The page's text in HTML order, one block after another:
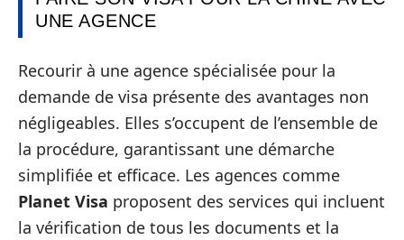
UNE AGENCE
Recourir à une agence spécialisée pour la
demande de visa présente des avantages non
négligeables. Elles s’occupent de l’ensemble de
la procédure, garantissant une démarche
simplifiée et efficace. Les agences comme
Planet Visa proposent des services qui incluent
la vérification de tous les documents et la